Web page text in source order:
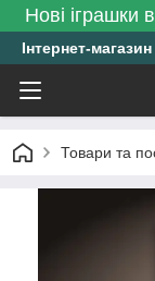
Нові іграшки
Інтернет-
Товари та